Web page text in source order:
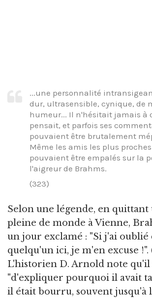
...une personnalité
dur, ultrasensible, cynique, de
humeur... Il n'hésitait jamais à
pensait, et parfois ses
pouvaient être brutalement
Même les amis les plus
pouvaient être empalés sur la
l'aigreur de Brahms.
(323)
Selon une légende, en quittant
pleine de monde à Vienne,
un jour exclamé : "Si j'ai oublié
quelqu'un ici, je m'en excuse !".
L'historien D. Arnold note qu'il
"d'expliquer pourquoi il avait
il était bourru, souvent jusqu'à